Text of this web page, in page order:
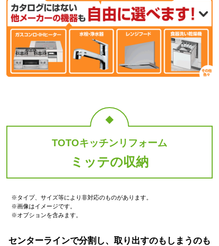
ステンレスカウンター(銀河
エンボス仕上げ)
標準仕様モデル
スペースアップシンク ※間
口1950はスペースアップシ
ンクS
標準仕様モデル
キッチン水栓
標準仕様モデル
調理機器
レンジフード キャビネット
TOTOキッチンリフォーム
ミッテの収納
※タイプ、サイズ等により非対応のものがあります。
※画像はイメージです。
※オプションを含みます。
センターラインで分割し、取り出すのもしまうのも